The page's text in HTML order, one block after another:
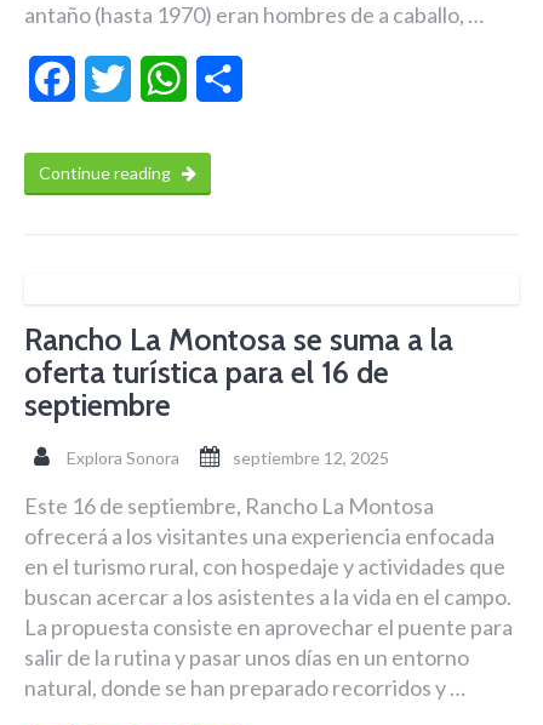
antaño (hasta 1970) eran hombres de a caballo, …
FacebookTwitter WhatsApp
Continue reading
Rancho La Montosa se suma a la
oferta turística para el 16 de
septiembre
Explora Sonora septiembre 12, 2025
Este 16 de septiembre, Rancho La Montosa
ofrecerá a los visitantes una experiencia enfocada
en el turismo rural, con hospedaje y actividades que
buscan acercar a los asistentes a la vida en el campo.
La propuesta consiste en aprovechar el puente para
salir de la rutina y pasar unos días en un entorno
natural, donde se han preparado recorridos y …